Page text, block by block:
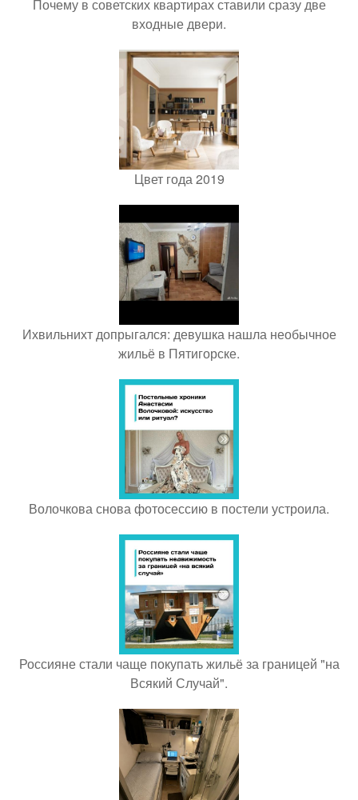
Почему в советских квартирах ставили сразу две
входные двери.
Цвет года 2019
Ихвильнихт допрыгался: девушка нашла необычное
жильё в Пятигорске.
Волочкова снова фотосессию в постели устроила.
Россияне стали чаще покупать жильё за границей "на
Всякий Случай".